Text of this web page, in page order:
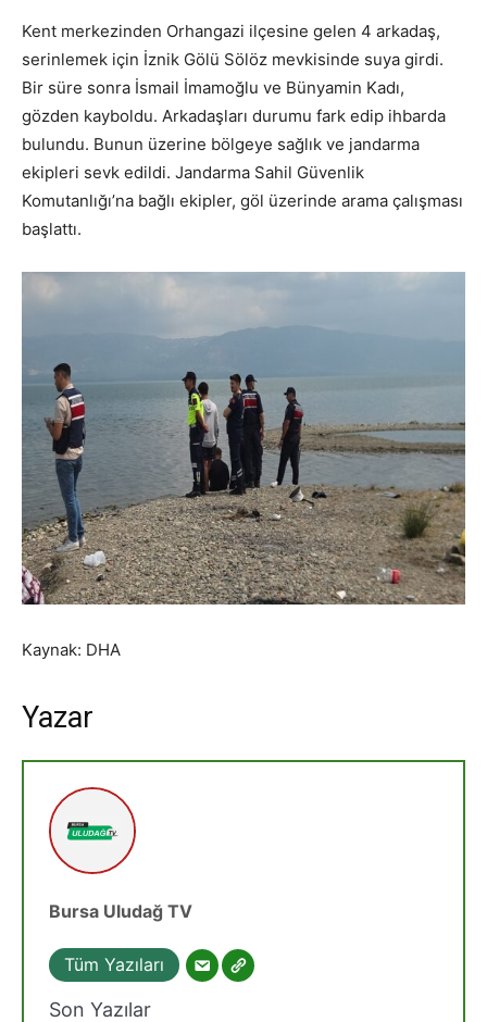
Kent merkezinden Orhangazi ilçesine gelen 4 arkadaş,
serinlemek için İznik Gölü Sölöz mevkisinde suya girdi.
Bir süre sonra İsmail İmamoğlu ve Bünyamin Kadı,
gözden kayboldu. Arkadaşları durumu fark edip ihbarda
bulundu. Bunun üzerine bölgeye sağlık ve jandarma
ekipleri sevk edildi. Jandarma Sahil Güvenlik
Komutanlığı’na bağlı ekipler, göl üzerinde arama çalışması
başlattı.
Kaynak: DHA
Yazar
Bursa Uludağ TV
Tüm Yazıları
Son Yazılar